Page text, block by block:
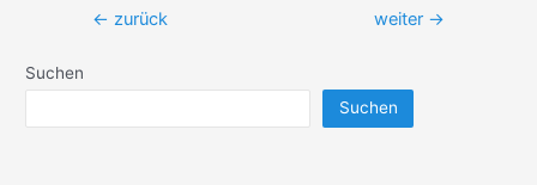
Beitragsnavigation
← zurück weiter →
Suchen
Suchen